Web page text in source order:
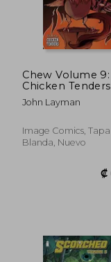
Chew Volume 9:
Chicken Tenders
(Chew Tp)
John Layman
Image Comics, Tapa
Blanda, Nuevo